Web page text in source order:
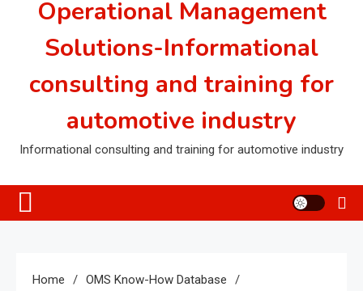
Operational Management
Solutions-Informational
consulting and training for
automotive industry
Informational consulting and training for automotive industry
Home
OMS Know-How Database